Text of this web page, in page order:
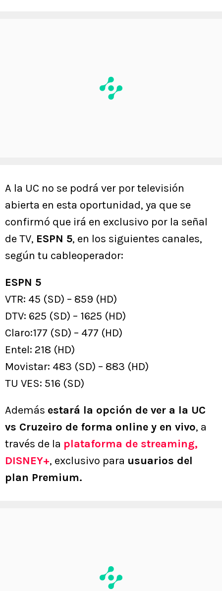
A la UC no se podrá ver por televisión
abierta en esta oportunidad, ya que se
confirmó que irá en exclusivo por la señal
de TV, ESPN 5, en los siguientes canales,
según tu cableoperador:
ESPN 5
VTR: 45 (SD) – 859 (HD)
DTV: 625 (SD) – 1625 (HD)
Claro:177 (SD) – 477 (HD)
Entel: 218 (HD)
Movistar: 483 (SD) – 883 (HD)
TU VES: 516 (SD)
Además estará la opción de ver a la UC
vs Cruzeiro de forma online y en vivo, a
través de la plataforma de streaming,
DISNEY+, exclusivo para usuarios del
plan Premium.